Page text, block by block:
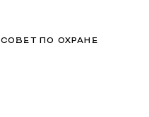
СОВЕТ ПО ОХРАНЕ